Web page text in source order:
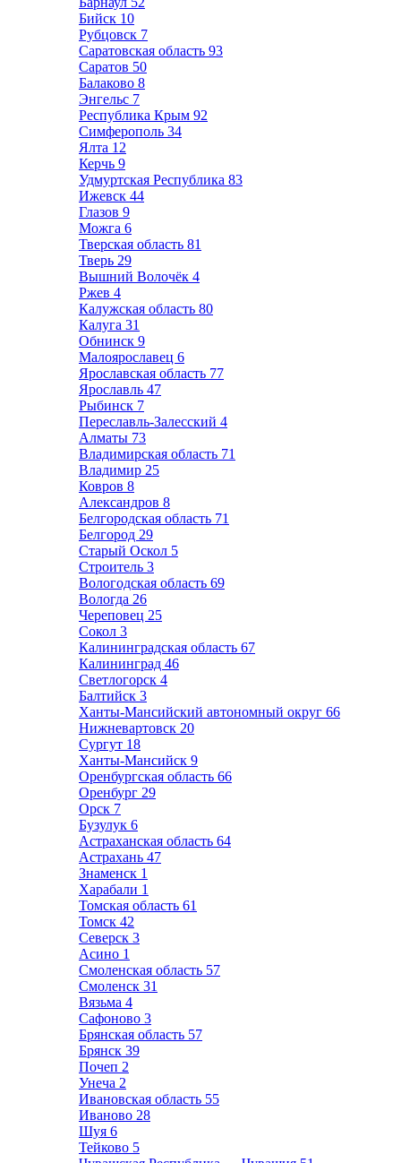
Бийск 10
Рубцовск 7
Саратовская область 93
Саратов 50
Балаково 8
Энгельс 7
Республика Крым 92
Симферополь 34
Ялта 12
Керчь 9
Удмуртская Республика 83
Ижевск 44
Глазов 9
Можга 6
Тверская область 81
Тверь 29
Вышний Волочёк 4
Ржев 4
Калужская область 80
Калуга 31
Обнинск 9
Малоярославец 6
Ярославская область 77
Ярославль 47
Рыбинск 7
Переславль-Залесский 4
Алматы 73
Владимирская область 71
Владимир 25
Ковров 8
Александров 8
Белгородская область 71
Белгород 29
Старый Оскол 5
Строитель 3
Вологодская область 69
Вологда 26
Череповец 25
Сокол 3
Калининградская область 67
Калининград 46
Светлогорск 4
Балтийск 3
Ханты-Мансийский автономный округ 66
Нижневартовск 20
Сургут 18
Ханты-Мансийск 9
Оренбургская область 66
Оренбург 29
Орск 7
Бузулук 6
Астраханская область 64
Астрахань 47
Знаменск 1
Харабали 1
Томская область 61
Томск 42
Северск 3
Асино 1
Смоленская область 57
Смоленск 31
Вязьма 4
Сафоново 3
Брянская область 57
Брянск 39
Почеп 2
Унеча 2
Ивановская область 55
Иваново 28
Шуя 6
Тейково 5